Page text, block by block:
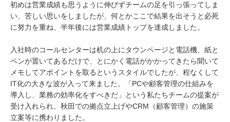
初めは営業成績も思うように伸びずチームの足を引っ張ってしま
い、苦しい思いをしましたが、何とかここで結果を出そうと必死
に努力を重ね、半年後には営業成績トップを達成しました。
入社時のコールセンターは机の上にタウンページと電話機、紙と
ペンが置いてあるだけで、とにかく電話がかかってきたら聞いて
メモしてアポイントを取るというスタイルでしたが、程なくして
IT化の大きな波が入って来ました。「PCや顧客管理の仕組みを
導入し、業務の効率化をすべきだ」という私たちチームの提案が
受け入れられ、秋田での拠点立上げやCRM（顧客管理）の施策
立案等に携わりました。